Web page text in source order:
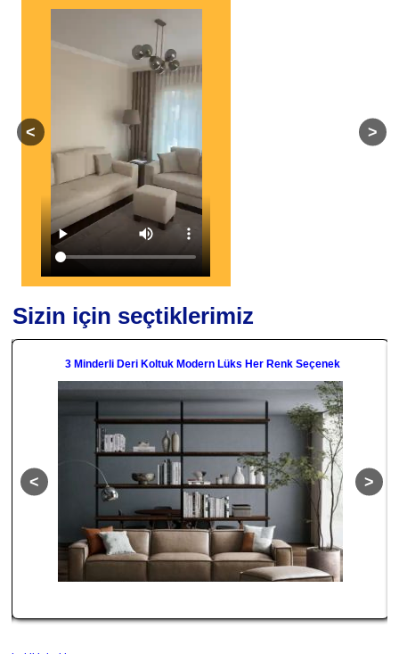
Sizin için seçtiklerimiz
3 Minderli Deri Koltuk Modern Lüks Her Renk Seçenek